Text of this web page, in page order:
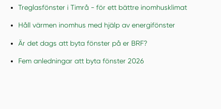
Treglasfönster i Timrå - för ett bättre inomhusklimat
Håll värmen inomhus med hjälp av energifönster
Är det dags att byta fönster på er BRF?
Fem anledningar att byta fönster 2026